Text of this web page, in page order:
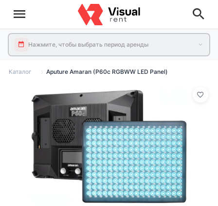
Нажмите, чтобы выбрать период аренды
Каталог Aputure Amaran (P60c RGBWW LED Panel)